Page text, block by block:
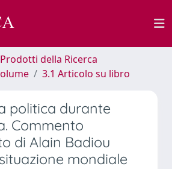
della Ricerca
3.1 Articolo su libro
politica durante
Commento
di Alain Badiou
mondiale